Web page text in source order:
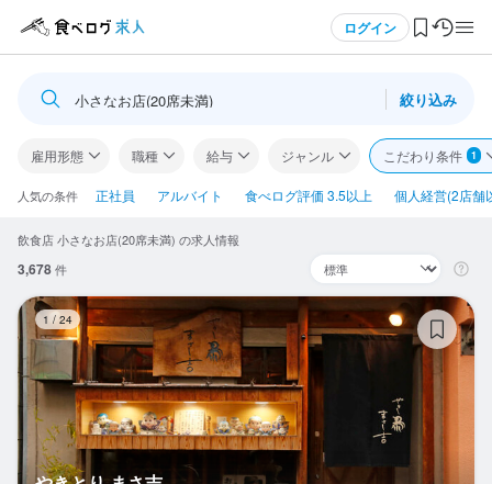
ログイン
ログイン・無料会員登録
食べログ求人TOP
求人検索
閲覧履歴
気になる求人
検索履歴・保存した条件
小さなお店(20席未満) 絞り込み
雇用形態 職種 給与 ジャンル こだわり条件 1
人気の条件 正社員 アルバイト 食べログ評価 3.5以上 個人経営(2店舗
飲食店 小さなお店(20席未満) の求人情報
3,678件
1 / 24